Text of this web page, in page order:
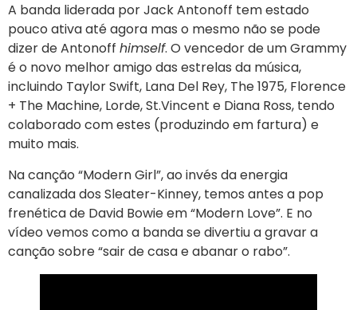
A banda liderada por Jack Antonoff tem estado
pouco ativa até agora mas o mesmo não se pode
dizer de Antonoff himself. O vencedor de um Grammy
é o novo melhor amigo das estrelas da música,
incluindo Taylor Swift, Lana Del Rey, The 1975, Florence
+ The Machine, Lorde, St.Vincent e Diana Ross, tendo
colaborado com estes (produzindo em fartura) e
muito mais.
Na canção “Modern Girl”, ao invés da energia
canalizada dos Sleater-Kinney, temos antes a pop
frenética de David Bowie em “Modern Love”. E no
vídeo vemos como a banda se divertiu a gravar a
canção sobre “sair de casa e abanar o rabo”.